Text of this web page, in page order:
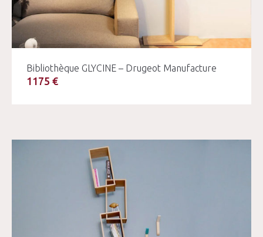
Bibliothèque GLYCINE – Drugeot Manufacture
1175 €